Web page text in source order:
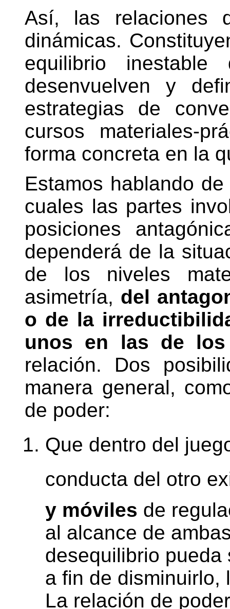
Así, las relaciones
dinámicas.
equilibrio inestable
desenvuelven y
estrategias de
cursos materiales-
forma concreta en la
Estamos hablando
cuales las partes
posiciones
dependerá de la
de los niveles
asimetría, del
o de la
unos en las de
relación. Dos
manera general,
de poder:
Que dentro del
conducta del otro
y móviles de
al alcance de
desequilibrio pueda
a fin de disminuirlo,
La relación de